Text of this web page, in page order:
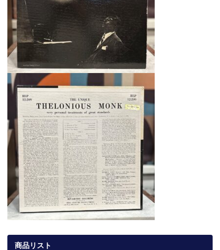
商品リスト